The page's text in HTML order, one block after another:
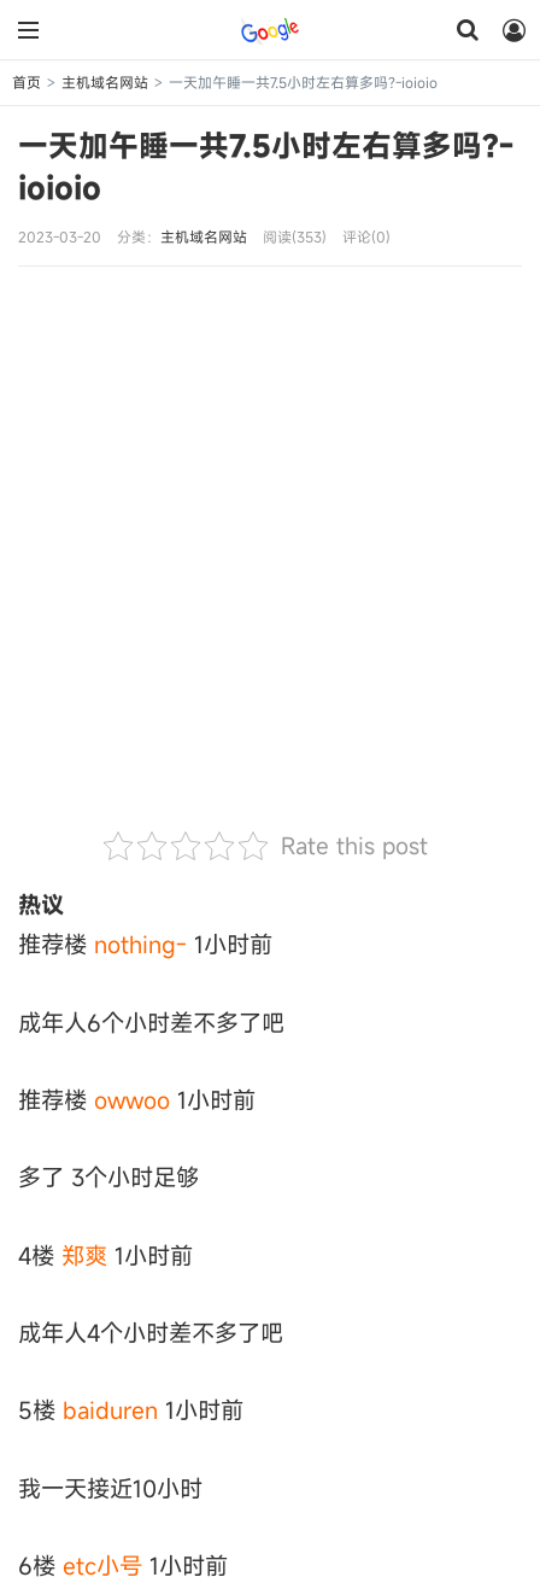
首页 > 主机域名网站 > 一天加午睡一共7.5小时左右算多吗?-ioioio
一天加午睡一共7.5小时左右算多吗?-
ioioio
2023-03-20 分类： 主机域名网站 阅读(353) 评论(0)
Rate this post
热议
推荐楼 nothing- 1小时前
成年人6个小时差不多了吧
推荐楼 owwoo 1小时前
多了 3个小时足够
4楼 郑爽 1小时前
成年人4个小时差不多了吧
5楼 baiduren 1小时前
我一天接近10小时
6楼 etc小号 1小时前